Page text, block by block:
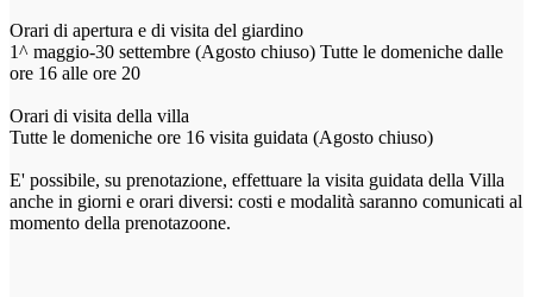
Orari di apertura e di visita del giardino
1^ maggio-30 settembre (Agosto chiuso) Tutte le domeniche dalle
ore 16 alle ore 20
Orari di visita della villa
Tutte le domeniche ore 16 visita guidata (Agosto chiuso)
E' possibile, su prenotazione, effettuare la visita guidata della Villa
anche in giorni e orari diversi: costi e modalità saranno comunicati al
momento della prenotazoone.